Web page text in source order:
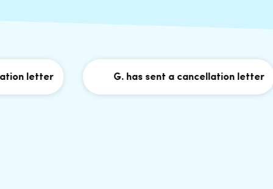
letter G. has sent a cancellation letter